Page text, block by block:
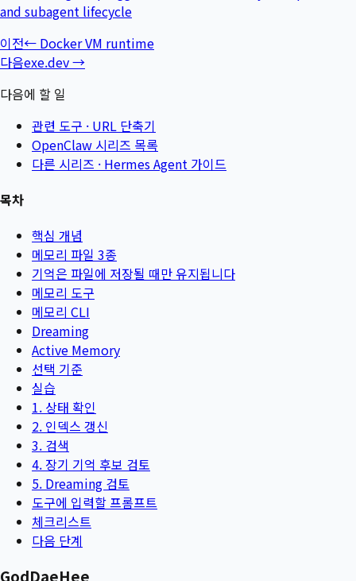
and subagent lifecycle
이전← Docker VM runtime
다음exe.dev→
다음에 할 일
관련 도구 · URL 단축기
OpenClaw 시리즈 목록
다른 시리즈 · Hermes Agent 가이드
목차
핵심 개념
메모리 파일 3종
기억은 파일에 저장될 때만 유지됩니다
메모리 도구
메모리 CLI
Dreaming
Active Memory
선택 기준
실습
1. 상태 확인
2. 인덱스 갱신
3. 검색
4. 장기 기억 후보 검토
5. Dreaming 검토
도구에 입력할 프롬프트
체크리스트
다음 단계
GodDaeHee